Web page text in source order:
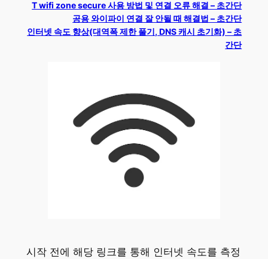
T wifi zone secure 사용 방법 및 연결 오류 해결 – 초간단
공용 와이파이 연결 잘 안될 때 해결법 – 초간단
인터넷 속도 향상(대역폭 제한 풀기, DNS 캐시 초기화) – 초
간단
시작 전에 해당 링크를 통해 인터넷 속도를 측정